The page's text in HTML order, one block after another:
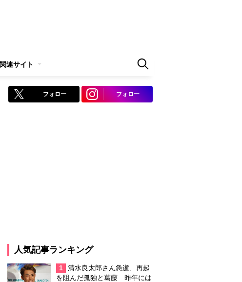
関連サイト
フォロー フォロー
人気記事ランキング
1
清水良太郎さん急逝、再起
を阻んだ孤独と葛藤 昨年には